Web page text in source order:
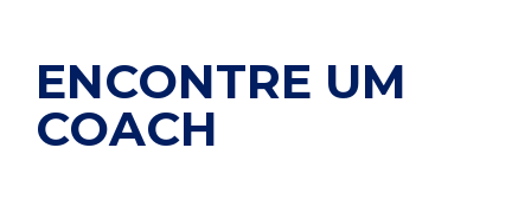
ENCONTRE UM
COACH